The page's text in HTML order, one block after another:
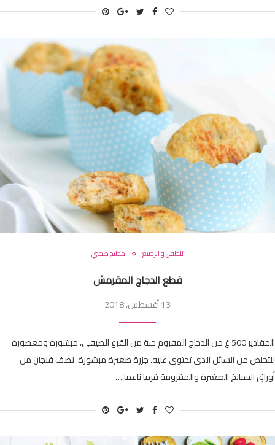
للطفل و الرضيع مطبخ صحتي
قطع الدجاج المقرمش
13 أغسطس، 2018
المقادير 500 غ من الدجاج المفروم حبة من القرع الصيفي، مبشورة ومعصورة
للتخلص من السائل الذي تحتوي عليه. جزرة صغيرة مبشورة. نصف فنجان من
أوراق السبانخ الصغيرة والمفرومة فرما ناعما.…